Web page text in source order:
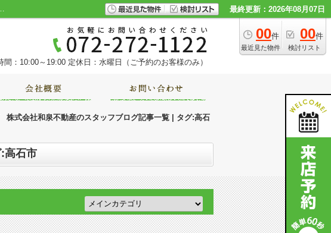
ミリー向け賃貸｜パキラホームズ 株式会社和泉不動産 最終更新：2026年08月07日
00件
最近見た物件
00件
検討リスト
間：10:00～19:00 定休日：水曜日（ご予約のお客様のみ）
式会社和泉不動産のスタッフブログ記事一覧 | タグ:高石
高石市